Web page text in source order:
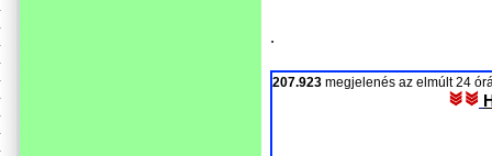
.
207.923 megjelenés az elmúlt 24